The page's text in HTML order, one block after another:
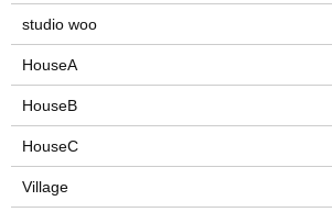
studio woo
HouseA
HouseB
HouseC
Village